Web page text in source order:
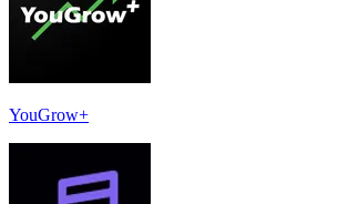
YouGrow+